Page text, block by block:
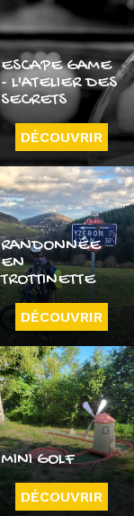
ESCAPE GAME
- L'ATELIER DES
SECRETS
DÉCOUVRIR
RANDONNÉE
EN
TROTTINETTE
DÉCOUVRIR
MINI GOLF
DÉCOUVRIR